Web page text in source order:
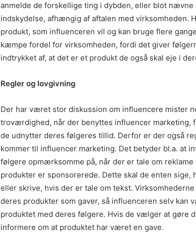
anmelde de forskellige ting i dybden, eller blot nævne
indskydelse, afhængig af aftalen med virksomheden.
produkt, som influenceren vil og kan bruge flere
kæmpe fordel for virksomheden, fordi det giver
indtrykket af, at det er et produkt de også skal eje i
Regler og lovgivning
Der har været stor diskussion om influencere mister
troværdighed, når der benyttes influencer marketing,
de udnytter deres følgeres tillid. Derfor er der også
kommer til influencer marketing. Det betyder bl.a. at
følgere opmærksomme på, når der er tale om
produkter er sponsorerede. Dette skal de enten sige,
eller skrive, hvis der er tale om tekst.
deres produkter som gaver, så influenceren selv kan
produktet med deres følgere. Hvis de vælger at gøre
informere om at produktet har været en gave.